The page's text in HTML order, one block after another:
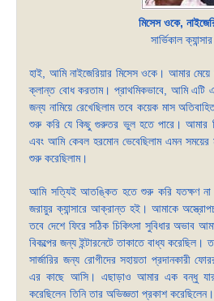
মিসেস ওকে,
সার্ভিকাল ক্যান্সার
হাই, আমি নাইজেরিয়ার মিসেস ওকে। আমার
ক্লান্ত বোধ করতাম। প্রাথমিকভাবে, আমি এটি
জন্য নামিয়ে রেখেছিলাম তবে কয়েক মাস
শুরু করি যে কিছু গুরুতর ভুল হতে পারে। আমার
এবং আমি কেবল হরমোন ভেবেছিলাম এমন
শুরু করেছিলাম।
আমি সত্যিই আতঙ্কিত হতে শুরু করি যতক্ষণ না
জরায়ুর ক্যান্সারে আক্রান্ত হই। আমাকে
তবে দেশে ফিরে সঠিক চিকিৎসা সুবিধার অভাব
বিকল্পের জন্য ইন্টারনেটে তাকাতে বাধ্য
সার্জারির জন্য রোগীদের সহায়তা প্রদানকারী
এর কাছে আসি। এছাড়াও আমার এক বন্ধু যারা
করেছিলেন তিনি তার অভিজ্ঞতা প্রকাশ